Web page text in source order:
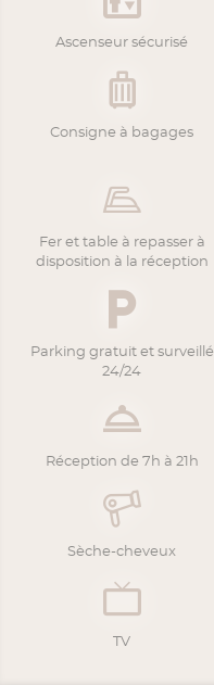
Ascenseur sécurisé
Consigne à bagages
Fer et table à repasser à
disposition à la réception
Parking gratuit et surveillé
24/24
Réception de 7h à 21h
Sèche-cheveux
TV